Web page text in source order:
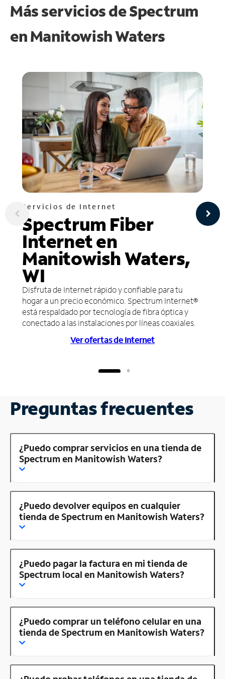
Más servicios de Spectrum
enManitowish Waters
Servicios de Internet
Spectrum Fiber
Internet en
Manitowish Waters,
WI
Disfruta de Internet rápido y confiable para tu
hogar a un precio económico. Spectrum Internet®
está respaldado por tecnología de fibra óptica y
conectado a las instalaciones por líneas coaxiales.
Ver ofertas de Internet
Preguntas frecuentes
¿Puedo comprar servicios en una tienda de
Spectrum en Manitowish Waters?
¿Puedo devolver equipos en cualquier
tienda de Spectrum en Manitowish Waters?
¿Puedo pagar la factura en mi tienda de
Spectrum local en Manitowish Waters?
¿Puedo comprar un teléfono celular en una
tienda de Spectrum en Manitowish Waters?